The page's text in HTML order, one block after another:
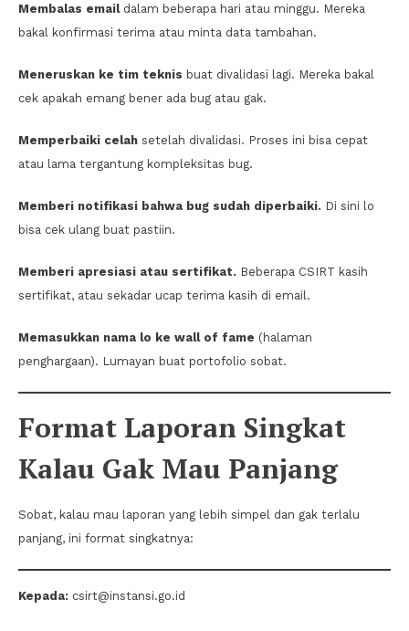
Membalas emaildalam beberapa hari atau minggu. Mereka
bakal konfirmasi terima atau minta data tambahan.
Meneruskan ke tim teknis buat divalidasi lagi. Mereka bakal
cek apakah emang bener ada bug atau gak.
Memperbaiki celah setelah divalidasi. Proses ini bisa cepat
atau lama tergantung kompleksitas bug.
Memberi notifikasi bahwa bug sudah diperbaiki. Di sini lo
bisa cek ulang buat pastiin.
Memberi apresiasi atau sertifikat. Beberapa CSIRT kasih
sertifikat, atau sekadar ucap terima kasih di email.
Memasukkan nama lo ke wall of fame (halaman
penghargaan). Lumayan buat portofolio sobat.
Format Laporan Singkat
Kalau Gak Mau Panjang
Sobat, kalau mau laporan yang lebih simpel dan gak terlalu
panjang, ini format singkatnya:
Kepada: csirt@instansi.go.id